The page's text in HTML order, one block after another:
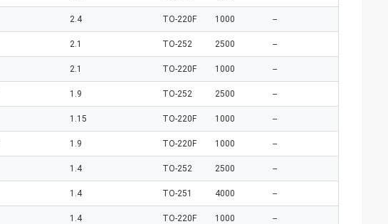
2.4 TO-220F 1000 --
2.1 TO-252 2500 --
2.1 TO-220F 1000 --
1.9 TO-252 2500 --
1.15 TO-220F 1000 --
1.9 TO-220F 1000 --
1.4 TO-252 2500 --
1.4 TO-251 4000 --
1.4 TO-220F 1000 --